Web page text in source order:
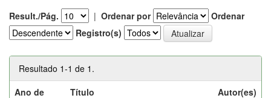
Result./Pág. | Ordenar por
Ordenar
Registro(s)
Resultado 1-1 de 1.
Ano de
Título Autor(es)